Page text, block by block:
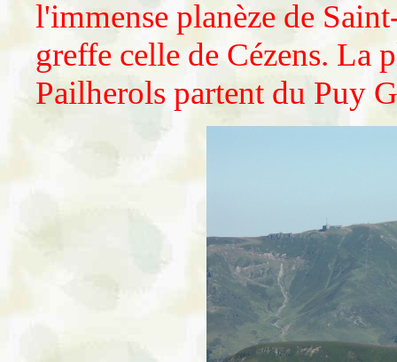
l'immense planèze de
greffe celle de Cézens. La
Pailherols partent du Puy